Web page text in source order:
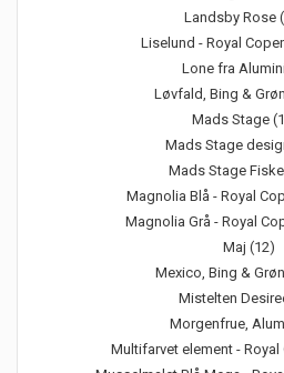
Landsby Rose
Liselund - Royal
Lone fra
Løvfald, Bing &
Mads Stage
Mads Stage
Mads Stage
Magnolia Blå - Royal
Magnolia Grå - Royal
Maj (12)
Mexico, Bing &
Mistelten
Morgenfrue,
Multifarvet element - Royal